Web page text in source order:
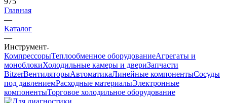
Главная
—
Каталог
—
Инструмент
КомпрессорыТеплообменное оборудованиеАгрегаты и
моноблокиХолодильные камеры и двериЗапчасти
BitzerВентиляторыАвтоматикаЛинейные компонентыСосуды
под давлениемРасходные материалыЭлектронные
компонентыТорговое холодильное оборудование